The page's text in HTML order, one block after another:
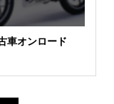
車オンロード